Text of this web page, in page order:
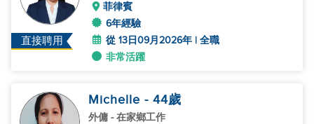
直接聘用
菲律賓
6年經驗
從 13日09月2026年 | 全職
非常活躍
Michelle - 44歲
外傭 - 在家鄉工作